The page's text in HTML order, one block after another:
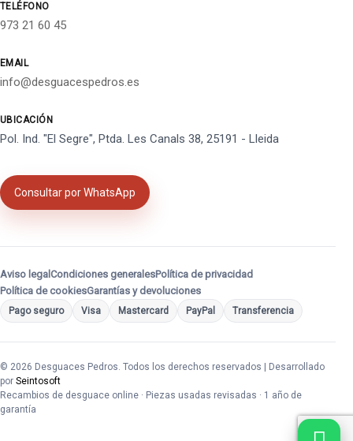
TELÉFONO
973 21 60 45
EMAIL
info@desguacespedros.es
UBICACIÓN
Pol. Ind. "El Segre", Ptda. Les Canals 38, 25191 - Lleida
Consultar por WhatsApp
Aviso legal Condiciones generalesPolítica de privacidad
Política de cookiesGarantías y devoluciones
Pago seguro Visa Mastercard PayPal Transferencia
© 2026 Desguaces Pedros. Todos los derechos reservados | Desarrollado
por Seintosoft
Recambios de desguace online · Piezas usadas revisadas · 1 año de
garantía